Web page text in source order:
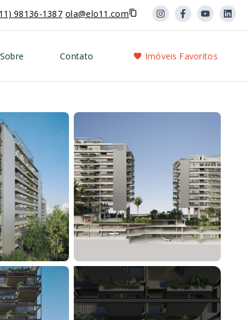
98136-1387 ola@elo11.com
Sobre Contato Imóveis Favoritos